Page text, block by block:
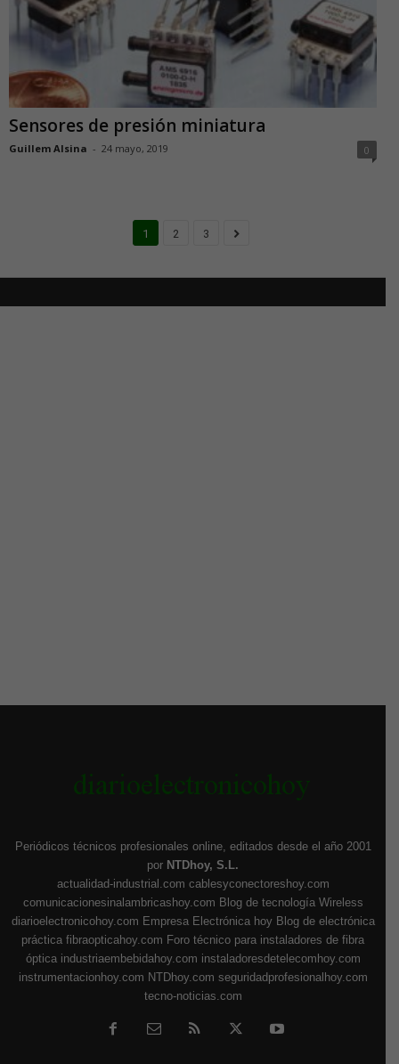
Sensores de presión miniatura
Guillem Alsina - 24 mayo, 2019 0
1 2 3
Periódicos técnicos profesionales online, editados desde el año 2001
por NTDhoy, S.L.
actualidad-industrial.com cablesyconectoreshoy.com
comunicacionesinalambricashoy.com Blog de tecnología Wireless
diarioelectronicohoy.com Empresa Electrónica hoy Blog de electrónica
práctica fibraopticahoy.com Foro técnico para instaladores de fibra
óptica industriaembebidahoy.com instaladoresdetelecomhoy.com
instrumentacionhoy.com NTDhoy.com seguridadprofesionalhoy.com
tecno-noticias.com